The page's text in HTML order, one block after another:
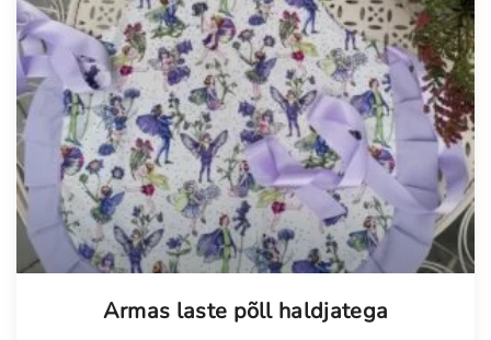
Armas laste põll haldjatega